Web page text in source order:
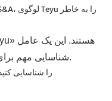
شناسایی مهم برای تشخیص دستگاه تقلبی است.